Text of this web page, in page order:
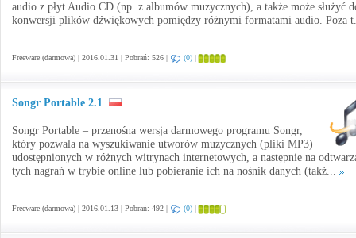
audio z płyt Audio CD (np. z albumów muzycznych), a także może służyć
konwersji plików dźwiękowych pomiędzy różnymi formatami audio. Poza
Freeware (darmowa) | 2016.01.31 | Pobrań: 526 | (0) |
Songr Portable 2.1
Songr Portable – przenośna wersja darmowego programu Songr,
który pozwala na wyszukiwanie utworów muzycznych (pliki MP3)
udostępnionych w różnych witrynach internetowych, a następnie na
tych nagrań w trybie online lub pobieranie ich na nośnik danych (takż...
Freeware (darmowa) | 2016.01.13 | Pobrań: 492 | (0) |